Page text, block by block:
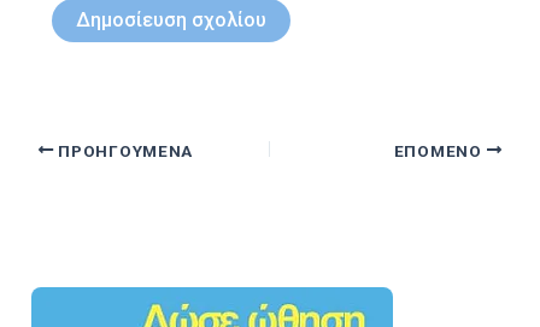
ΠΡΟΗΓΟΎΜΕΝΑ ΕΠΌΜΕΝΟ